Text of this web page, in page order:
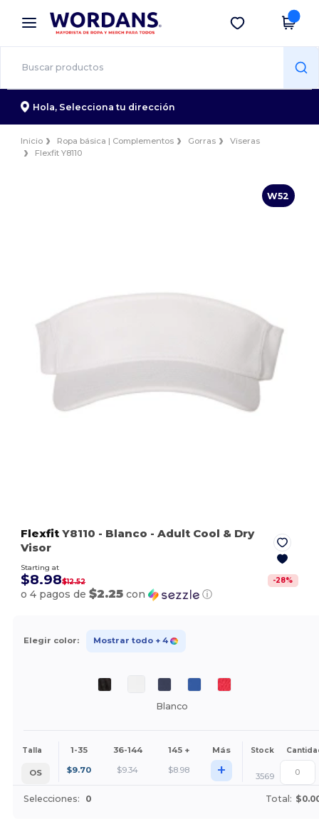
× App de Wordans
¡Mejores precios en app!
Descargar app
Hola, Selecciona tu dirección
Inicio Ropa básica | Complementos Gorras
Viseras
Flexfit Y8110
W52
Flexfit Y8110 - Blanco - Adult Cool & Dry
Visor
Starting at
$8.98$12.52 -28%
o 4 pagos de$2.25 con ⓘ
Elegir color: Mostrar todo + 4
Blanco
Talla 1-35 36-144 145 + Más Stock
OS $9.70 $9.34 $8.98 + 3569
Selecciones: 0 Total: